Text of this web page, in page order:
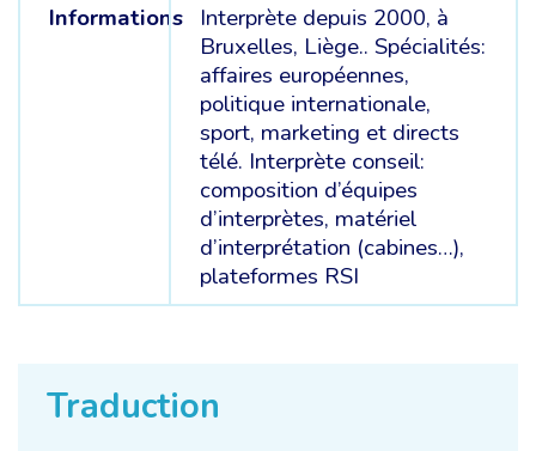
Informations
Interprète depuis 2000, à
Bruxelles, Liège.. Spécialités:
affaires européennes,
politique internationale,
sport, marketing et directs
télé. Interprète conseil:
composition d’équipes
d’interprètes, matériel
d’interprétation (cabines…),
plateformes RSI
Traduction